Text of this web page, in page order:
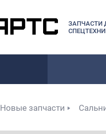
ЗАПЧАСТИ
Новые запчасти